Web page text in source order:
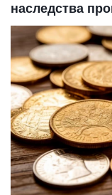
наследства